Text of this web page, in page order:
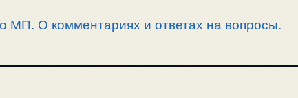
МП. О комментариях и ответах на вопросы.